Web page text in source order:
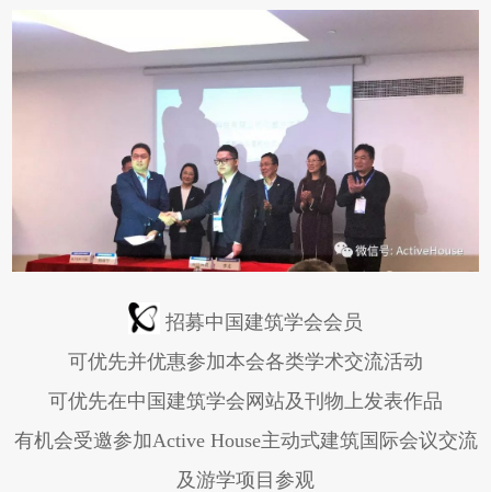
招募中国建筑学会会员
可优先并优惠参加本会各类学术交流活动
可优先在中国建筑学会网站及刊物上发表作品
有机会受邀参加Active House主动式建筑国际会议交流
及游学项目参观